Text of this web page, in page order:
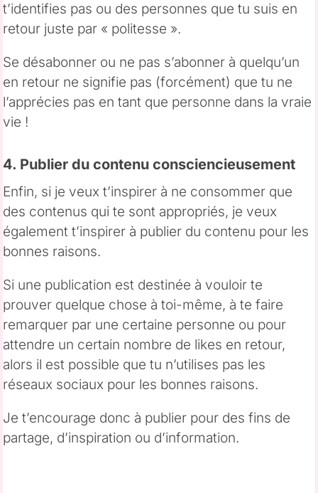
t’identifies pas ou des personnes que tu suis en
retour juste par « politesse ».
Se désabonner ou ne pas s’abonner à quelqu’un
en retour ne signifie pas (forcément) que tu ne
l’apprécies pas en tant que personne dans la vraie
vie !
4. Publier du contenu consciencieusement
Enfin, si je veux t’inspirer à ne consommer que
des contenus qui te sont appropriés, je veux
également t’inspirer à publier du contenu pour les
bonnes raisons.
Si une publication est destinée à vouloir te
prouver quelque chose à toi-même, à te faire
remarquer par une certaine personne ou pour
attendre un certain nombre de likes en retour,
alors il est possible que tu n’utilises pas les
réseaux sociaux pour les bonnes raisons.
Je t’encourage donc à publier pour des fins de
partage, d’inspiration ou d’information.